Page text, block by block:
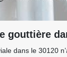
gouttière
dans le 30120